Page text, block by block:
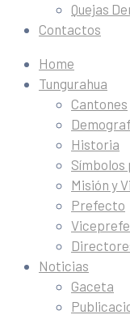
Quejas
Contactos
Home
Tungurahua
Cantones
Historia
Misión y
Prefecto
Noticias
Gaceta